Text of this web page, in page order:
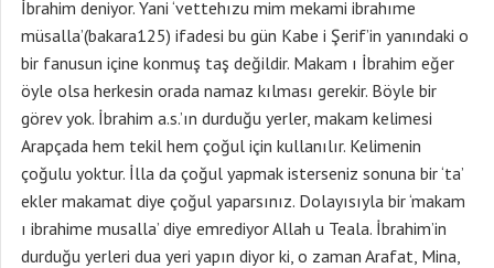
İbrahim deniyor. Yani ‘vettehızu mim mekami ibrahıme
müsalla’(bakara125) ifadesi bu gün Kabe i Şerif’in yanındaki o
bir fanusun içine konmuş taş değildir. Makam ı İbrahim eğer
öyle olsa herkesin orada namaz kılması gerekir. Böyle bir
görev yok. İbrahim a.s.’ın durduğu yerler, makam kelimesi
Arapçada hem tekil hem çoğul için kullanılır. Kelimenin
çoğulu yoktur. İlla da çoğul yapmak isterseniz sonuna bir ‘ta’
ekler makamat diye çoğul yaparsınız. Dolayısıyla bir ‘makam
ı ibrahime musalla’ diye emrediyor Allah u Teala. İbrahim’in
durduğu yerleri dua yeri yapın diyor ki, o zaman Arafat, Mina,